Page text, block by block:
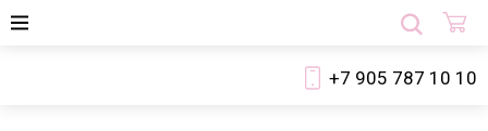
+7 905 787 10 10